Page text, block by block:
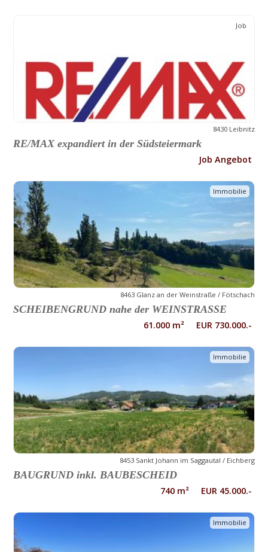
Job
8430 Leibnitz
RE/MAX expandiert in der Südsteiermark
Job Angebot
Immobilie
8463 Glanz an der Weinstraße / Fötschach
SCHEIBENGRUND nahe der WEINSTRASSE
61.000 m² EUR 730.000.-
Immobilie
8453 Sankt Johann im Saggautal / Eichberg
BAUGRUND inkl. BAUBESCHEID
740 m² EUR 45.000.-
Immobilie